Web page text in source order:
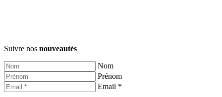
Suivre nos nouveautés
Nom
Prénom
Email *